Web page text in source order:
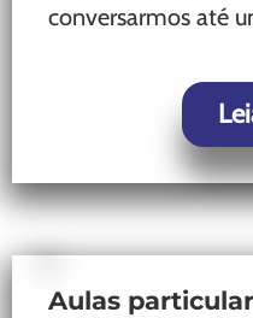
conversarmos até
Aulas